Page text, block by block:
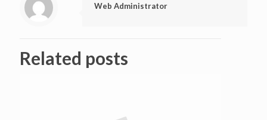
Web Administrator
Related posts